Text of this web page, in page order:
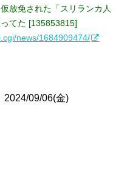
放免された「スリランカ人
てた [135853815]
news/1684909474/
2024/09/06(金)